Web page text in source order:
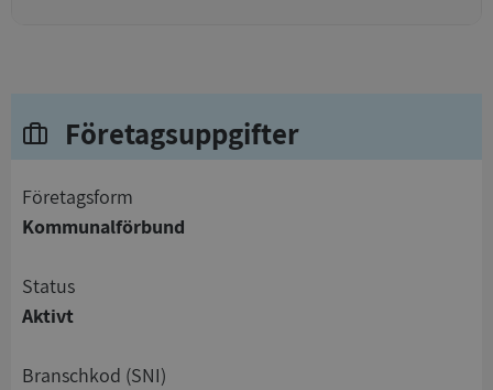
Företagsuppgifter
företagsform
Kommunalförbund
status
Aktivt
branschkod (SNI)